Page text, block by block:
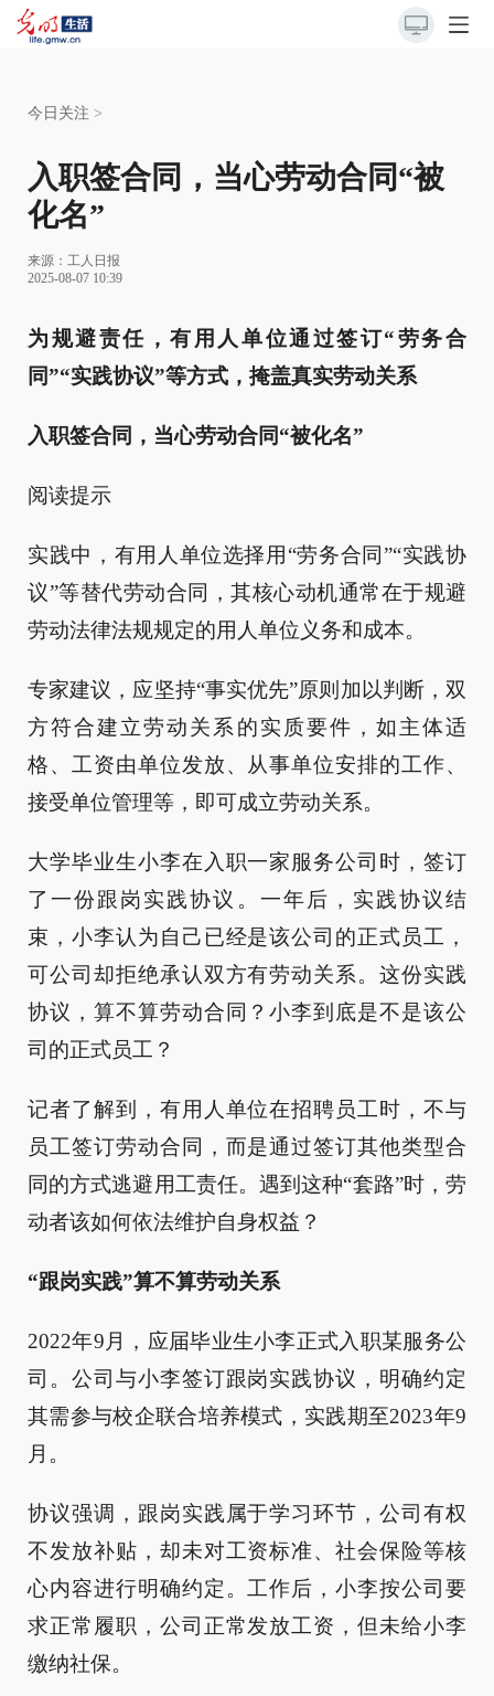
今日关注 >
入职签合同，当心劳动合同“被
化名”
来源： 工人日报
2025-08-07 10:39
为规避责任，有用人单位通过签订“劳务合
同”“实践协议”等方式，掩盖真实劳动关系
入职签合同，当心劳动合同“被化名”
阅读提示
实践中，有用人单位选择用“劳务合同”“实践协
议”等替代劳动合同，其核心动机通常在于规避
劳动法律法规规定的用人单位义务和成本。
专家建议，应坚持“事实优先”原则加以判断，双
方符合建立劳动关系的实质要件，如主体适
格、工资由单位发放、从事单位安排的工作、
接受单位管理等，即可成立劳动关系。
大学毕业生小李在入职一家服务公司时，签订
了一份跟岗实践协议。一年后，实践协议结
束，小李认为自己已经是该公司的正式员工，
可公司却拒绝承认双方有劳动关系。这份实践
协议，算不算劳动合同？小李到底是不是该公
司的正式员工？
记者了解到，有用人单位在招聘员工时，不与
员工签订劳动合同，而是通过签订其他类型合
同的方式逃避用工责任。遇到这种“套路”时，劳
动者该如何依法维护自身权益？
“跟岗实践”算不算劳动关系
2022年9月，应届毕业生小李正式入职某服务公
司。公司与小李签订跟岗实践协议，明确约定
其需参与校企联合培养模式，实践期至2023年9
月。
协议强调，跟岗实践属于学习环节，公司有权
不发放补贴，却未对工资标准、社会保险等核
心内容进行明确约定。工作后，小李按公司要
求正常履职，公司正常发放工资，但未给小李
缴纳社保。